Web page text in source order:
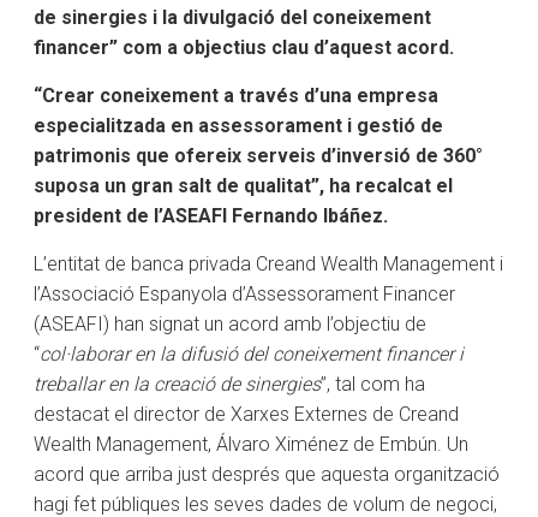
de sinergies i la divulgació del coneixement
financer” com a objectius clau d’aquest acord.
“Crear coneixement a través d’una empresa
especialitzada en assessorament i gestió de
patrimonis que ofereix serveis d’inversió de 360°
suposa un gran salt de qualitat”, ha recalcat el
president de l’ASEAFI Fernando Ibáñez.
L’entitat de banca privada Creand Wealth Management i
l’Associació Espanyola d’Assessorament Financer
(ASEAFI) han signat un acord amb l’objectiu de
“col·laborar en la difusió del coneixement financer i
treballar en la creació de sinergies”, tal com ha
destacat el director de Xarxes Externes de Creand
Wealth Management, Álvaro Ximénez de Embún. Un
acord que arriba just després que aquesta organització
hagi fet públiques les seves dades de volum de negoci,